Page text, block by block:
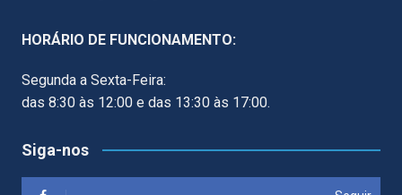
HORÁRIO DE FUNCIONAMENTO:
Segunda a Sexta-Feira:
das 8:30 às 12:00 e das 13:30 às 17:00.
Siga-nos